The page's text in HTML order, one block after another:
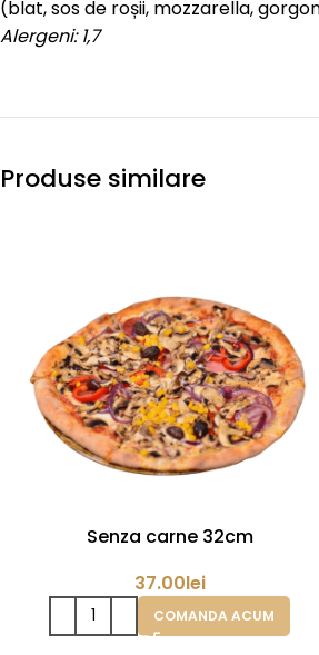
(blat, sos de roșii, mozzarella,
Alergeni: 1,7
Produse similare
Senza carne 32cm
37.00lei
COMANDA ACUM